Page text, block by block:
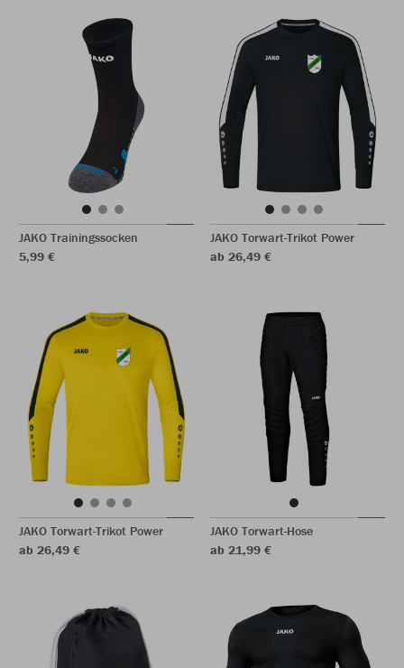
JAKO Trainingssocken
5,99 €
JAKO Torwart-Trikot Power
ab 26,49 €
JAKO Torwart-Trikot Power
ab 26,49 €
JAKO Torwart-Hose
ab 21,99 €